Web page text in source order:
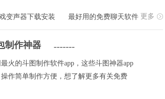
匹配。处理1小时时长
高度精确的视频素材，
字幕内容既专业又自然
高识别率音频转写 支持
内容。 AI驱动语音识
自然。 灵活的视频剪
变声器下载安装 最好用的免费聊天软件 更多
制作神器 -------
火的斗图制作软件app，这些斗图神器app
作简单制作方便，想了解更多有关免费